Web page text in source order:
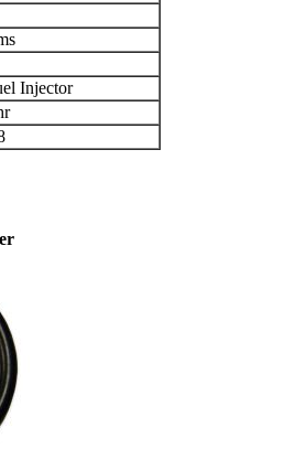
Injector